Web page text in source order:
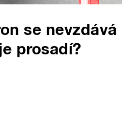
se nevzdává
prosadí?